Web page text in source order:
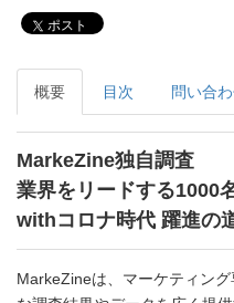
ポスト
概要 目次 問い合
MarkeZine独自調査
業界をリードする1000
withコロナ時代 躍進の
MarkeZineは、マーケティン